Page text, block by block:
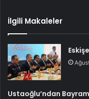
İlgili Makaleler
Ustaoğlu’ndan